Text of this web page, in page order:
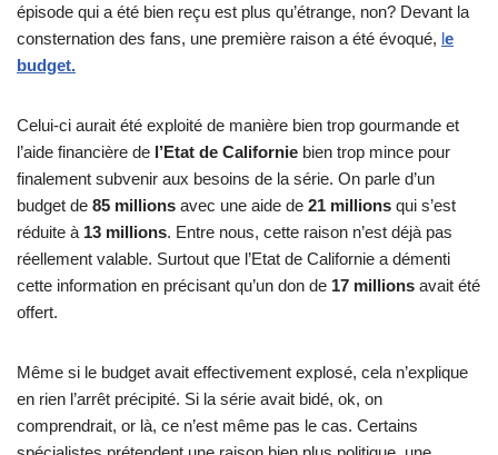
épisode qui a été bien reçu est plus qu’étrange, non? Devant la
consternation des fans, une première raison a été évoqué, le
budget.
Celui-ci aurait été exploité de manière bien trop gourmande et
l’aide financière de l’Etat de Californie bien trop mince pour
finalement subvenir aux besoins de la série. On parle d’un
budget de 85 millions avec une aide de 21 millions qui s’est
réduite à 13 millions. Entre nous, cette raison n’est déjà pas
réellement valable. Surtout que l’Etat de Californie a démenti
cette information en précisant qu’un don de 17 millions avait été
offert.
Même si le budget avait effectivement explosé, cela n’explique
en rien l’arrêt précipité. Si la série avait bidé, ok, on
comprendrait, or là, ce n’est même pas le cas. Certains